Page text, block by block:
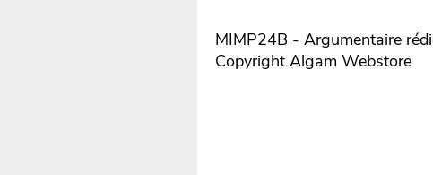
MIMP24B - Argumentaire
Copyright Algam Webstore